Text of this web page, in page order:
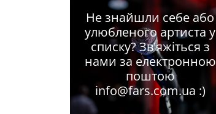
Не знайшли себе або
улюбленого артиста у
списку? Зв'яжіться з
нами за електронною
поштою
info@fars.com.ua :)